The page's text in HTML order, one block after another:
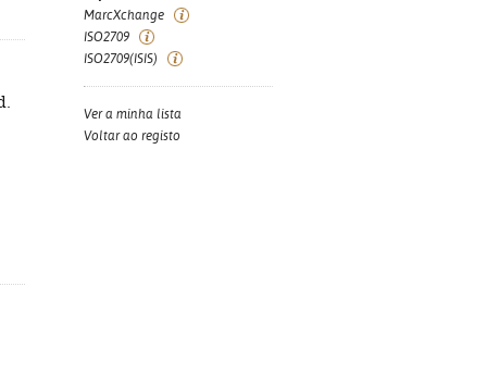
MarcXchange
ISO2709
ISO2709(ISIS)
Ver a minha lista
Voltar ao registo